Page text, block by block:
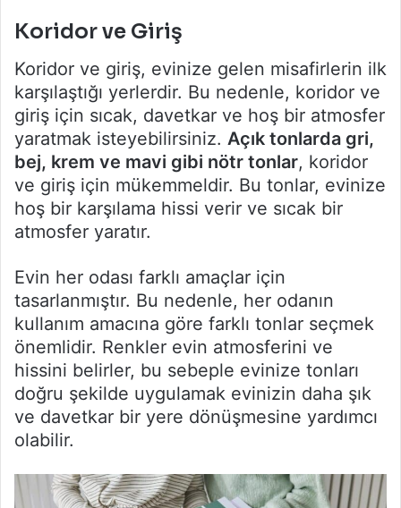
Koridor ve Giriş
Koridor ve giriş, evinize gelen misafirlerin ilk
karşılaştığı yerlerdir. Bu nedenle, koridor ve
giriş için sıcak, davetkar ve hoş bir atmosfer
yaratmak isteyebilirsiniz. Açık tonlarda gri,
bej, krem ve mavi gibi nötr tonlar, koridor
ve giriş için mükemmeldir. Bu tonlar, evinize
hoş bir karşılama hissi verir ve sıcak bir
atmosfer yaratır.
Evin her odası farklı amaçlar için
tasarlanmıştır. Bu nedenle, her odanın
kullanım amacına göre farklı tonlar seçmek
önemlidir. Renkler evin atmosferini ve
hissini belirler, bu sebeple evinize tonları
doğru şekilde uygulamak evinizin daha şık
ve davetkar bir yere dönüşmesine yardımcı
olabilir.